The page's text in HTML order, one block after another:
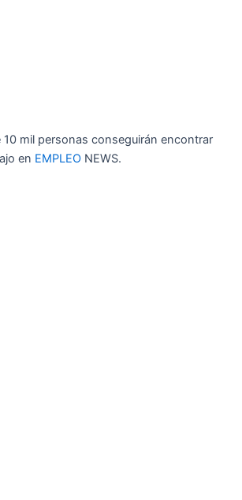
10 mil personas conseguirán encontrar
en EMPLEO NEWS.